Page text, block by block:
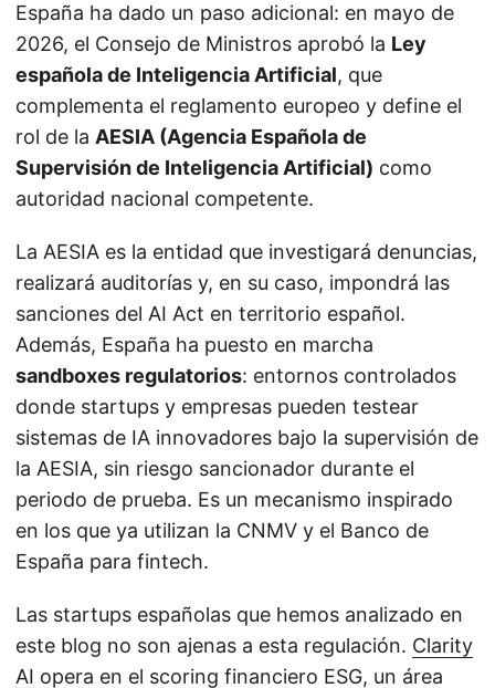
España ha dado un paso adicional: en mayo de
2026, el Consejo de Ministros aprobó la Ley
española de Inteligencia Artificial, que
complementa el reglamento europeo y define el
rol de la AESIA (Agencia Española de
Supervisión de Inteligencia Artificial) como
autoridad nacional competente.
La AESIA es la entidad que investigará denuncias,
realizará auditorías y, en su caso, impondrá las
sanciones del AI Act en territorio español.
Además, España ha puesto en marcha
sandboxes regulatorios: entornos controlados
donde startups y empresas pueden testear
sistemas de IA innovadores bajo la supervisión de
la AESIA, sin riesgo sancionador durante el
periodo de prueba. Es un mecanismo inspirado
en los que ya utilizan la CNMV y el Banco de
España para fintech.
Las startups españolas que hemos analizado en
este blog no son ajenas a esta regulación. Clarity
AI opera en el scoring financiero ESG, un área